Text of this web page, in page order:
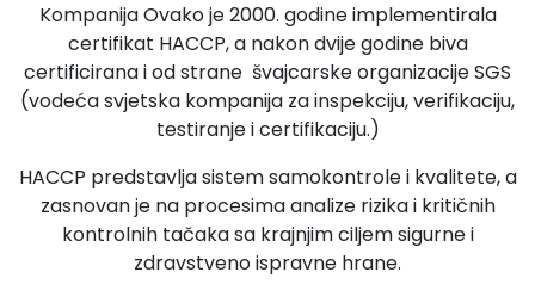
Kompanija Ovako je 2000. godine implementirala
certifikat HACCP, a nakon dvije godine biva
certificirana i od strane švajcarske organizacije SGS
(vodeća svjetska kompanija za inspekciju, verifikaciju,
testiranje i certifikaciju.)
HACCP predstavlja sistem samokontrole i kvalitete, a
zasnovan je na procesima analize rizika i kritičnih
kontrolnih tačaka sa krajnjim ciljem sigurne i
zdravstveno ispravne hrane.